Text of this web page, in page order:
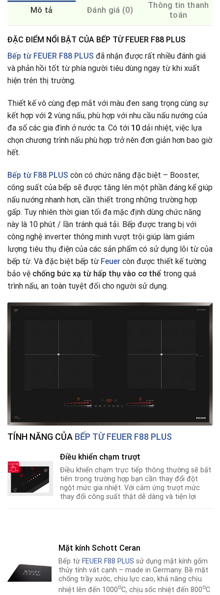
Mô tả Đánh giá (0)
Thông tin thanh
toán
ĐẶC ĐIỂM NỔI BẬT CỦA BẾP TỪ FEUER F88 PLUS
Bếp từ FEUER F88 PLUS đã nhận được rất nhiều đánh giá
và phản hồi tốt từ phía người tiêu dùng ngay từ khi xuất
hiện trên thị trường.
Thiết kế vô cùng đẹp mắt với màu đen sang trọng cùng sự
kết hợp với 2 vùng nấu, phù hợp với nhu cầu nấu nướng của
đa số các gia đình ở nước ta. Có tới 10 dải nhiệt, việc lựa
chọn chương trình nấu phù hợp trở nên đơn giản hơn bao giờ
hết.
Bếp từ F88 PLUS còn có chức năng đặc biệt – Booster,
công suất của bếp sẽ được tăng lên một phần đáng kể giúp
nấu nướng nhanh hơn, cần thiết trong những trường hợp
gấp. Tuy nhiên thời gian tối đa mặc định dùng chức năng
này là 10 phút / lần tránh quá tải. Bếp được trang bị với
công nghệ inverter thông minh vượt trội giúp làm giảm
lượng tiêu thụ điện của các sản phẩm có sử dụng lõi từ của
bếp từ. Và đặc biệt bếp từ Feuer còn được thiết kế tường
bảo vệ chống bức xạ từ hấp thụ vào cơ thể trong quá
trình nấu, an toàn tuyệt đối cho người sử dụng.
TÍNH NĂNG CỦA BẾP TỪ FEUER F88 PLUS
Điều khiển chạm trượt
Điều khiển chạm trực tiếp thông thường sẽ bất
tiên trong trường hợp bạn cần thay đổi đột
ngột mức gia nhiệt. Với cảm ứng trượt mức
thay đổi công suất thật dễ dàng và tiện lợi
Mặt kính Schott Ceran
Bếp từ FEUER F88 PLUS sử dụng mặt kính gốm
thủy tính vát cạnh – made in Germany. Bề mặt
chống trầy xước, chịu lực cao, khả năng chịu
nhiệt lên đến 1000oC, chịu sốc nhiệt đến 800oC